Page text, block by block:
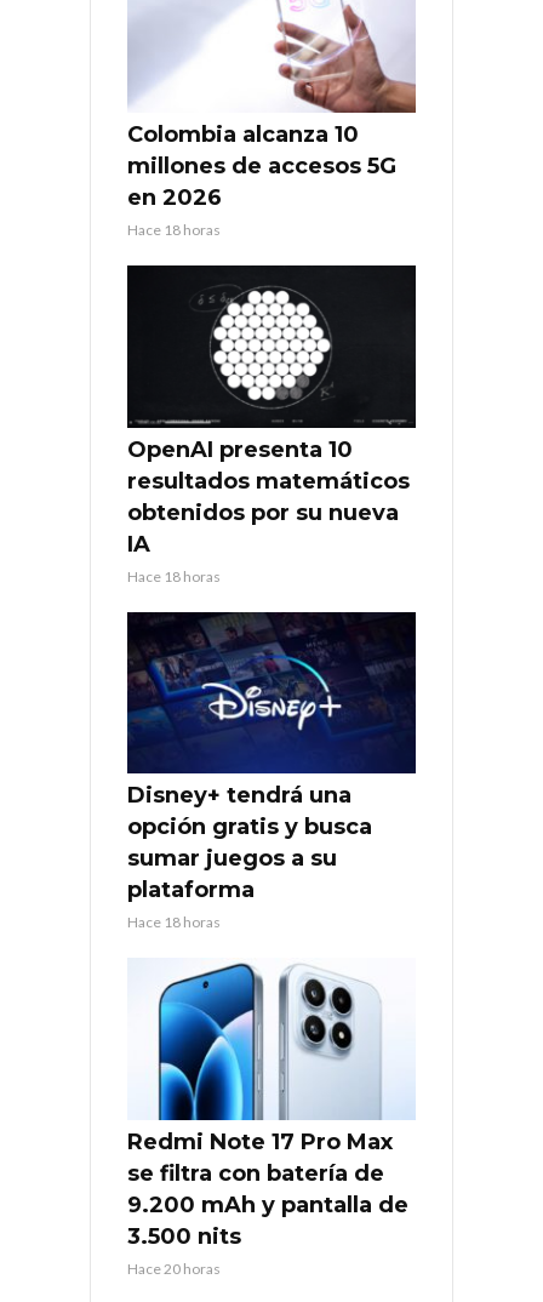
Colombia alcanza 10
millones de accesos 5G
en 2026
Hace 18 horas
OpenAI presenta 10
resultados matemáticos
obtenidos por su nueva
IA
Hace 18 horas
Disney+ tendrá una
opción gratis y busca
sumar juegos a su
plataforma
Hace 18 horas
Redmi Note 17 Pro Max
se filtra con batería de
9.200 mAh y pantalla de
3.500 nits
Hace 20 horas